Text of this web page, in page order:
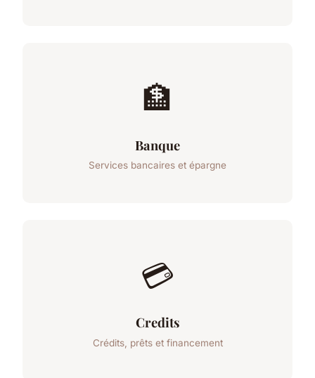
🏦
Banque
Services bancaires et épargne
💳
Credits
Crédits, prêts et financement